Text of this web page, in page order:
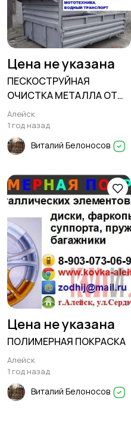
Цена не указана
ПЕСКОСТРУЙНАЯ
ОЧИСТКА МЕТАЛЛА ОТ
РЖАВЧИНЫ, КРАСКИ,
МАЗУТА, НАГАРА.
Алейск
1 год назад
Виталий Белоносов
Цена не указана
ПОЛИМЕРНАЯ ПОКРАСКА
Алейск
1 год назад
Виталий Белоносов